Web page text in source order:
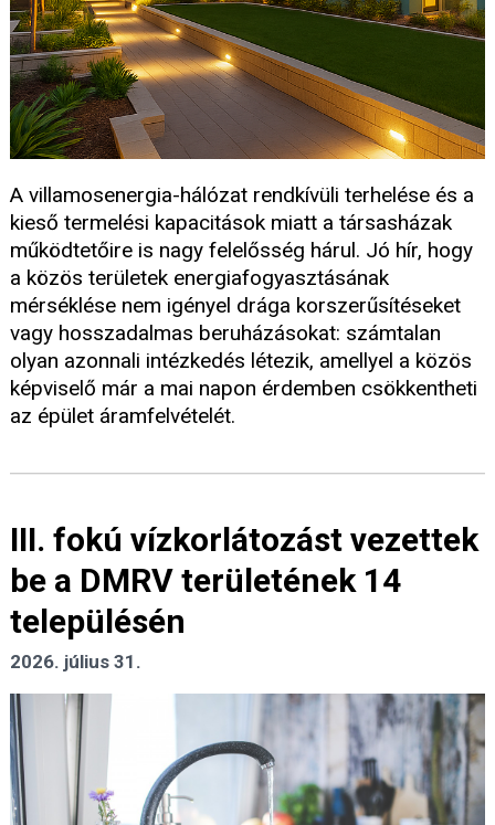
A villamosenergia-hálózat rendkívüli terhelése és a
kieső termelési kapacitások miatt a társasházak
működtetőire is nagy felelősség hárul. Jó hír, hogy
a közös területek energiafogyasztásának
mérséklése nem igényel drága korszerűsítéseket
vagy hosszadalmas beruházásokat: számtalan
olyan azonnali intézkedés létezik, amellyel a közös
képviselő már a mai napon érdemben csökkentheti
az épület áramfelvételét.
III. fokú vízkorlátozást vezettek
be a DMRV területének 14
településén
2026. július 31.